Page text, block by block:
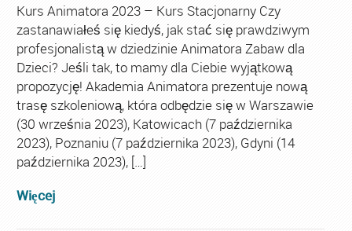
Kurs Animatora 2023 – Kurs Stacjonarny Czy
zastanawiałeś się kiedyś, jak stać się prawdziwym
profesjonalistą w dziedzinie Animatora Zabaw dla
Dzieci? Jeśli tak, to mamy dla Ciebie wyjątkową
propozycję! Akademia Animatora prezentuje nową
trasę szkoleniową, która odbędzie się w Warszawie
(30 września 2023), Katowicach (7 października
2023), Poznaniu (7 października 2023), Gdyni (14
października 2023), […]
Więcej